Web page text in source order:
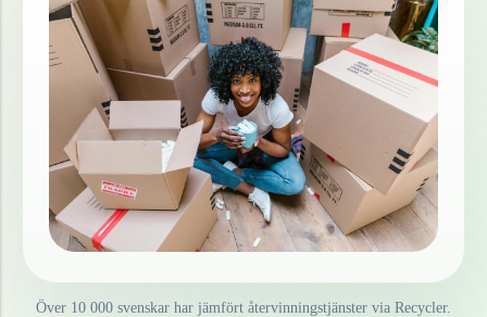
Över 10 000 svenskar har jämfört återvinningstjänster via Recycler.